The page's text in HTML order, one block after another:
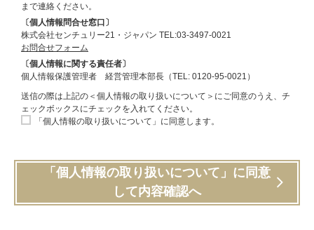
まで連絡ください。
〔個人情報問合せ窓口〕
株式会社センチュリー21・ジャパン TEL:03-3497-0021
お問合せフォーム
〔個人情報に関する責任者〕
個人情報保護管理者 経営管理本部長（TEL: 0120-95-0021）
送信の際は上記の＜個人情報の取り扱いについて＞にご同意のうえ、チ
ェックボックスにチェックを入れてください。
「個人情報の取り扱いについて」に同意します。
「個人情報の取り扱いについて」に同意
して内容確認へ